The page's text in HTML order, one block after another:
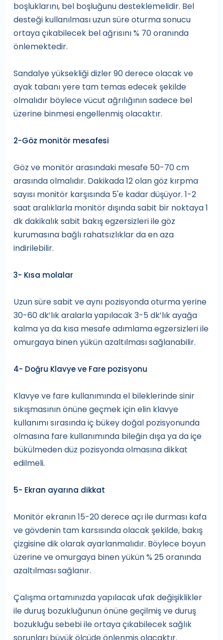
boşluklarını, bel boşluğunu desteklemelidir. Bel
desteği kullanılması uzun süre oturma sonucu
ortaya çıkabilecek bel ağrısını % 70 oranında
önlemektedir.
Sandalye yüksekliği dizler 90 derece olacak ve
ayak tabanı yere tam temas edecek şekilde
olmalıdır böylece vücut ağrılığının sadece bel
üzerine binmesi engellenmiş olacaktır.
2-Göz monitör mesafesi
Göz ve monitör arasındaki mesafe 50-70 cm
arasında olmalıdır. Dakikada 12 olan göz kırpma
sayısı monitör karşısında 5'e kadar düşüyor. 1-2
saat aralıklarla monitör dışında sabit bir noktaya 1
dk dakikalık sabit bakış egzersizleri ile göz
kurumasına bağlı rahatsızlıklar da en aza
indirilebilir.
3- Kısa molalar
Uzun süre sabit ve aynı pozisyonda oturma yerine
30-60 dk’lık aralarla yapılacak 3-5 dk’lık ayağa
kalma ya da kısa mesafe adımlama egzersizleri ile
omurgaya binen yükün azaltılması sağlanabilir.
4- Doğru Klavye ve Fare pozisyonu
Klavye ve fare kullanımında el bileklerinde sinir
sıkışmasının önüne geçmek için elin klavye
kullanımı sırasında iç bükey doğal pozisyonunda
olmasına fare kullanımında bileğin dışa ya da içe
bükülmeden düz pozisyonda olmasına dikkat
edilmeli.
5- Ekran ayarına dikkat
Monitör ekranın 15-20 derece açı ile durması kafa
ve gövdenin tam karsısında olacak şekilde, bakış
çizgisine dik olarak ayarlanmalıdır. Böylece boyun
üzerine ve omurgaya binen yükün % 25 oranında
azaltılması sağlanır.
Çalışma ortamınızda yapılacak ufak değişiklikler
ile duruş bozukluğunun önüne geçilmiş ve duruş
bozukluğu sebebi ile ortaya çıkabilecek sağlık